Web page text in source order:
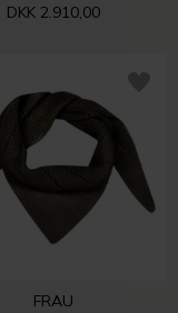
DKK 2.910,00
FRAU